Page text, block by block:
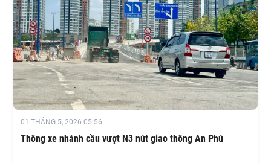
01 THÁNG 5, 2026 05:56
Thông xe nhánh cầu vượt N3 nút giao thông An Phú